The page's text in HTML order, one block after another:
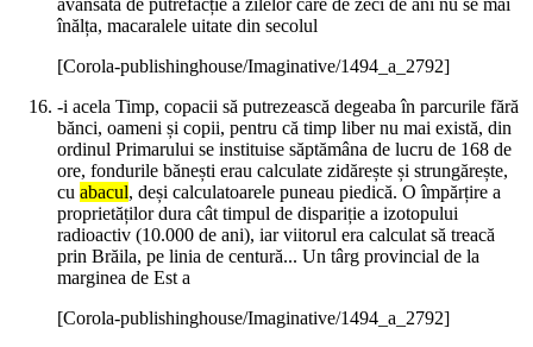
avansată de putrefacție a zilelor care de zeci de ani nu se mai
înălța, macaralele uitate din secolul
[Corola-publishinghouse/Imaginative/1494_a_2792]
-i acela Timp, copacii să putrezească degeaba în parcurile fără
bănci, oameni și copii, pentru că timp liber nu mai există, din
ordinul Primarului se instituise săptămâna de lucru de 168 de
ore, fondurile bănești erau calculate zidărește și strungărește,
cu abacul, deși calculatoarele puneau piedică. O împărțire a
proprietăților dura cât timpul de dispariție a izotopului
radioactiv (10.000 de ani), iar viitorul era calculat să treacă
prin Brăila, pe linia de centură... Un târg provincial de la
marginea de Est a
[Corola-publishinghouse/Imaginative/1494_a_2792]